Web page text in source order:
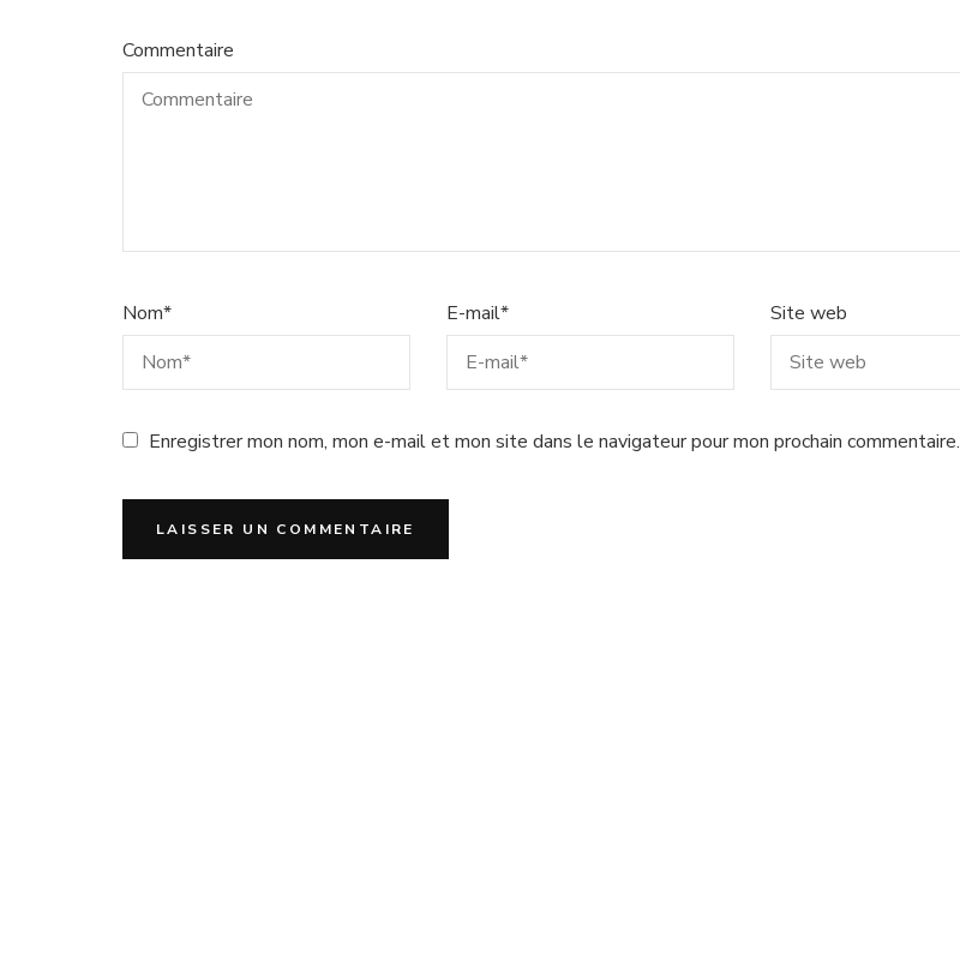
Commentaire
Nom* E-mail* Site web
Enregistrer mon nom, mon e-mail et mon site dans le navigateur pour mon prochain commentaire.